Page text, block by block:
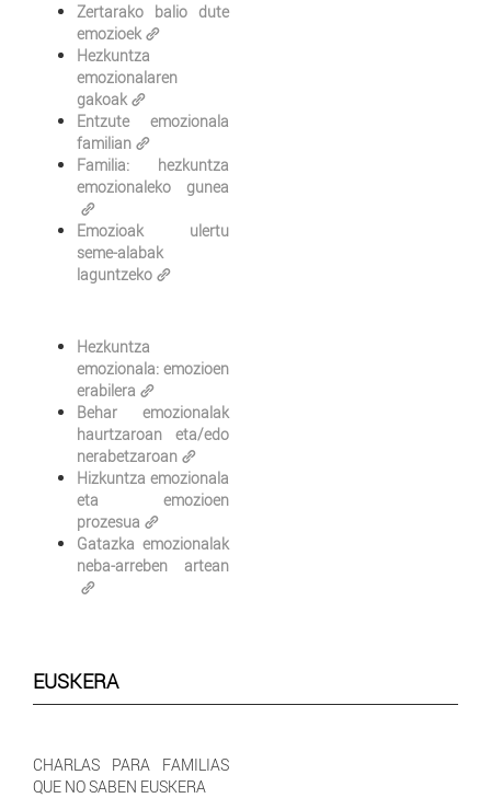
Zertarako balio dute
emozioek
Hezkuntza
emozionalaren
gakoak
Entzute emozionala
familian
Familia: hezkuntza
emozionaleko gunea
Emozioak ulertu
seme-alabak
laguntzeko
Hezkuntza
emozionala: emozioen
erabilera
Behar emozionalak
haurtzaroan eta/edo
nerabetzaroan
Hizkuntza emozionala
eta emozioen
prozesua
Gatazka emozionalak
neba-arreben artean
EUSKERA
CHARLAS PARA FAMILIAS
QUE NO SABEN EUSKERA